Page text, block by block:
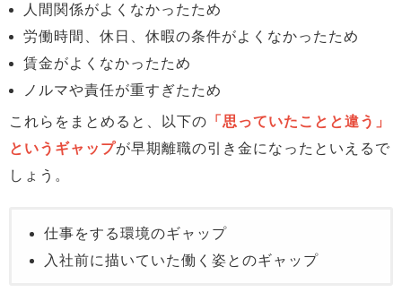
人間関係がよくなかったため
労働時間、休日、休暇の条件がよくなかったため
賃金がよくなかったため
ノルマや責任が重すぎたため
これらをまとめると、以下の 「思っていたことと違う」
というギャップが早期離職の引き金になったといえるで
しょう。
仕事をする環境のギャップ
入社前に描いていた働く姿とのギャップ